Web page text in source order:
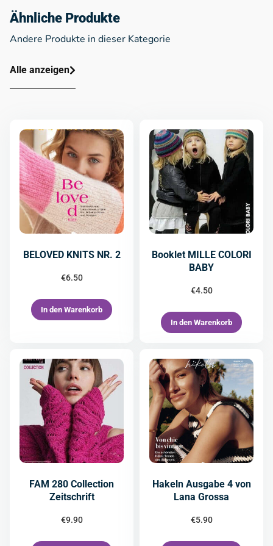
Ähnliche Produkte
Andere Produkte in dieser Kategorie
Alle anzeigen
BELOVED KNITS NR. 2
€6.50
In den Warenkorb
Booklet MILLE COLORI
BABY
€4.50
In den Warenkorb
FAM 280 Collection
Zeitschrift
€9.90
Hakeln Ausgabe 4 von
Lana Grossa
€5.90